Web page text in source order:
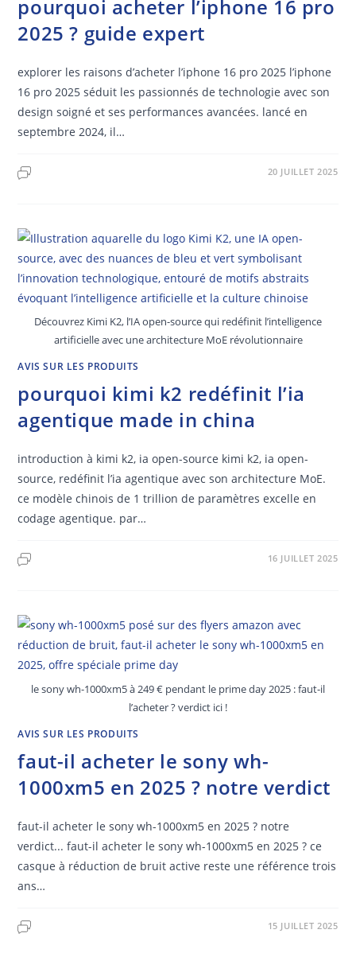
pourquoi acheter l’iphone 16 pro
2025 ? guide expert
explorer les raisons d’acheter l’iphone 16 pro 2025 l’iphone
16 pro 2025 séduit les passionnés de technologie avec son
design soigné et ses performances avancées. lancé en
septembre 2024, il…
20 JUILLET 2025
Découvrez Kimi K2, l’IA open-source qui redéfinit l’intelligence
artificielle avec une architecture MoE révolutionnaire
AVIS SUR LES PRODUITS
pourquoi kimi k2 redéfinit l’ia
agentique made in china
introduction à kimi k2, ia open-source kimi k2, ia open-
source, redéfinit l’ia agentique avec son architecture MoE.
ce modèle chinois de 1 trillion de paramètres excelle en
codage agentique. par…
16 JUILLET 2025
le sony wh-1000xm5 à 249 € pendant le prime day 2025 : faut-il
l’acheter ? verdict ici !
AVIS SUR LES PRODUITS
faut-il acheter le sony wh-
1000xm5 en 2025 ? notre verdict
faut-il acheter le sony wh-1000xm5 en 2025 ? notre
verdict... faut-il acheter le sony wh-1000xm5 en 2025 ? ce
casque à réduction de bruit active reste une référence trois
ans…
15 JUILLET 2025